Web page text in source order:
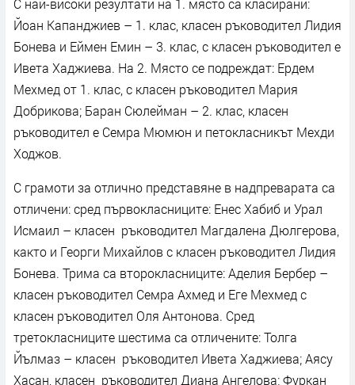
С най-високи резултати на 1. място са класирани:
Йоан Капанджиев – 1. клас, класен ръководител Лидия
Бонева и Еймен Емин – 3. клас, с класен ръководител е
Ивета Хаджиева. На 2. Място се подреждат: Ердем
Мехмед от 1. клас, с класен ръководител Мария
Добрикова; Баран Сюлейман – 2. клас, класен
ръководител е Семра Мюмюн и петокласникът Мехди
Ходжов.
С грамоти за отлично представяне в надпреварата са
отличени: сред първокласниците: Енес Хабиб и Урал
Исмаил – класен ръководител Магдалена Дюлгерова,
както и Георги Михайлов с класен ръководител Лидия
Бонева. Трима са второкласниците: Аделия Бербер –
класен ръководител Семра Ахмед и Еге Мехмед с
класен ръководител Оля Антонова. Сред
третокласниците шестима са отличените: Толга
Йълмаз – класен ръководител Ивета Хаджиева; Аясу
Хасан, класен ръководител Диана Ангелова; Фуркан